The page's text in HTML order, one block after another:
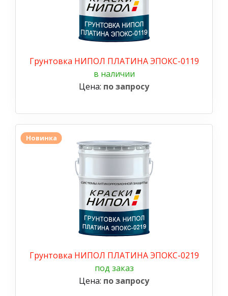
Грунтовка НИПОЛ ПЛАТИНА ЭПОКС-0119
в наличии
Цена: по запросу
Новинка
Грунтовка НИПОЛ ПЛАТИНА ЭПОКС-0219
под заказ
Цена: по запросу